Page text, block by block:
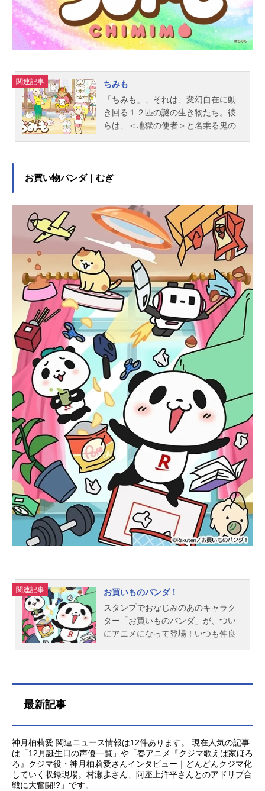
良岡朋子カヨ：左時枝クミコ：平岡
映美...
関連記事
ちみも
「ちみも」、それは、変幻自在に動
き回る１２匹の謎の生き物たち。彼
らは、＜地獄の使者＞と名乗る鬼の
って来た目的はなんと、人間界を
地獄化計画を実行するため、その目
的を隠しながら、「むつみ」「はづ
き」「めい」の三姉妹が暮らす鬼神
家に居候することに。コロンとした
見た目の謎の生き物・ちみもたち
と、見た目はこわいけどちょっと間
抜けな地獄さん、強烈キャラの三姉
妹が繰り広げる、笑えてほっこりす
る日常。果たして、人間界地獄化計
画はどうなるのか！？作品名ちみも
放送形態TVアニメスケジュール2022
年7月7日（木）～2022年10月6日
（木）テレビ東京ほか話数全12話キ
ャスト鬼神めい：神月柚莉愛鬼神は
づき：加隈亜衣鬼神むつみ：能登麻
美子地獄さん：諏訪部順一地獄先
輩：小松未可子スタッフキャラクタ
ー原案：カナヘイ監督：ぴのあると
シリーズ構成：うえのきみこキャラ
クターデザイン・総作画監督：堤舞
色彩設計：蝦名佳代子美術監督：高
橋佐知CGディレクター：伊賀夕編
集：藤本理子音楽：やしきん音響制
作：スタジオマウスアニメーション
協力：M...
お買い物パンダ｜むぎ
関連記事
お買いものパンダ！
スタンプでおなじみのあのキャラク
ター「お買いものパンダ」が、つい
にアニメになって登場！いつも仲良
ことばかり！“お買い物”って、誰にと
たちの“お買い物”は、いつも一波
乱！？笑いが止まらないハプニング
から、世界を揺るがす大事件まで、
今日もなにかが起きる予感...！監
督：高松信司×アニメーション制作：
最新記事
神月柚莉愛 関連ニュース情報は12件あります。 現在人気の記事
は「12月誕生日の声優一覧」や「春アニメ『クジマ歌えば家ほろ
ろ』クジマ役・神月柚莉愛さんインタビュー｜どんどんクジマ化
していく収録現場。村瀬歩さん、阿座上洋平さんとのアドリブ合
戦に大奮闘!?」です。